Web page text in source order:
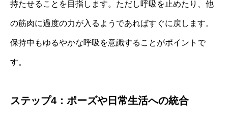
持たせることを目指します。ただし呼吸を止めたり、他
の筋肉に過度の力が入るようであればすぐに戻します。
保持中もゆるやかな呼吸を意識することがポイントで
す。
ステップ4：ポーズや日常生活への統合